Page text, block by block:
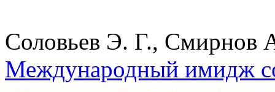
Соловьев Э. Г., Смирнов
Международный имидж